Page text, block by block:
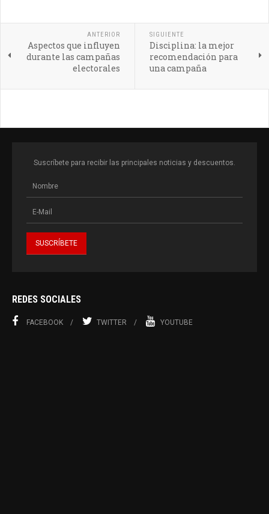
ANTERIOR
Aspectos que influyen
durante las campañas
electorales
SIGUIENTE
Disciplina: la mejor
recomendación para
una campaña
Suscríbete para recibir las principales noticias y descuentos.
REDES SOCIALES
FACEBOOK TWITTER YOUTUBE